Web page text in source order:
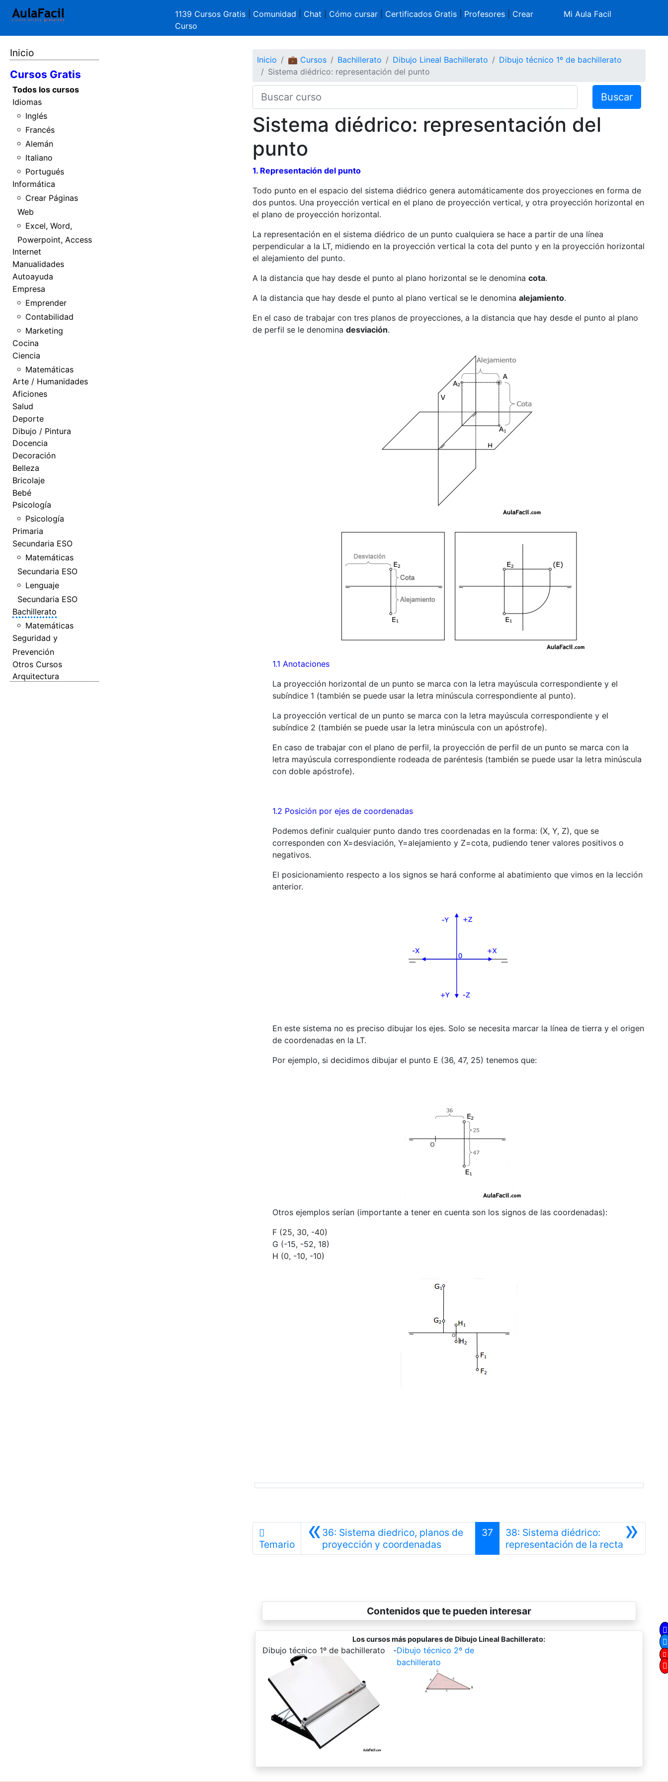
1139 Cursos Gratis Comunidad Chat Cómo cursar| Certificados Gratis| Profesores| Crear
Curso
Mi Aula Facil
Inicio
Cursos Gratis
Todos los cursos
Idiomas
Inglés
Francés
Alemán
Italiano
Portugués
Informática
Crear Páginas
Web
Excel, Word,
Powerpoint, Access
Internet
Manualidades
Autoayuda
Empresa
Emprender
Contabilidad
Marketing
Cocina
Ciencia
Matemáticas
Arte / Humanidades
Aficiones
Salud
Deporte
Dibujo / Pintura
Docencia
Decoración
Belleza
Bricolaje
Bebé
Psicología
Psicología
Primaria
Secundaria ESO
Matemáticas
Secundaria ESO
Lenguaje
Secundaria ESO
Bachillerato
Matemáticas
Seguridad y
Prevención
Otros Cursos
Arquitectura
Inicio 💼 Cursos Bachillerato Dibujo Lineal Bachillerato
Dibujo técnico 1º de bachillerato
Sistema diédrico: representación del punto
Buscar
Sistema diédrico: representación del
punto
1. Representación del punto
Todo punto en el espacio del sistema diédrico genera automáticamente dos proyecciones en forma de
dos puntos. Una proyección vertical en el plano de proyección vertical, y otra proyección horizontal en
el plano de proyección horizontal.
La representación en el sistema diédrico de un punto cualquiera se hace a partir de una línea
perpendicular a la LT, midiendo en la proyección vertical la cota del punto y en la proyección horizontal
el alejamiento del punto.
A la distancia que hay desde el punto al plano horizontal se le denomina cota.
A la distancia que hay desde el punto al plano vertical se le denomina alejamiento.
En el caso de trabajar con tres planos de proyecciones, a la distancia que hay desde el punto al plano
de perfil se le denomina desviación.
1.1 Anotaciones
La proyección horizontal de un punto se marca con la letra mayúscula correspondiente y el
subíndice 1 (también se puede usar la letra minúscula correspondiente al punto).
La proyección vertical de un punto se marca con la letra mayúscula correspondiente y el
subíndice 2 (también se puede usar la letra minúscula con un apóstrofe).
En caso de trabajar con el plano de perfil, la proyección de perfil de un punto se marca con la
letra mayúscula correspondiente rodeada de paréntesis (también se puede usar la letra minúscula
con doble apóstrofe).
1.2 Posición por ejes de coordenadas
Podemos definir cualquier punto dando tres coordenadas en la forma: (X, Y, Z), que se
corresponden con X=desviación, Y=alejamiento y Z=cota, pudiendo tener valores positivos o
negativos.
El posicionamiento respecto a los signos se hará conforme al abatimiento que vimos en la lección
anterior.
En este sistema no es preciso dibujar los ejes. Solo se necesita marcar la línea de tierra y el origen
de coordenadas en la LT.
Por ejemplo, si decidimos dibujar el punto E (36, 47, 25) tenemos que:
Otros ejemplos serían (importante a tener en cuenta son los signos de las coordenadas):
F (25, 30, -40)
G (-15, -52, 18)
H (0, -10, -10)
Temario «36: Sistema diedrico, planos de
proyección y coordenadasAnterior
37 »
38: Sistema diédrico:
representación de la recta
Contenidos que te pueden interesar
Los cursos más populares de Dibujo Lineal Bachillerato:
-
Dibujo técnico 1º de bachillerato -Dibujo técnico 2º de
bachillerato